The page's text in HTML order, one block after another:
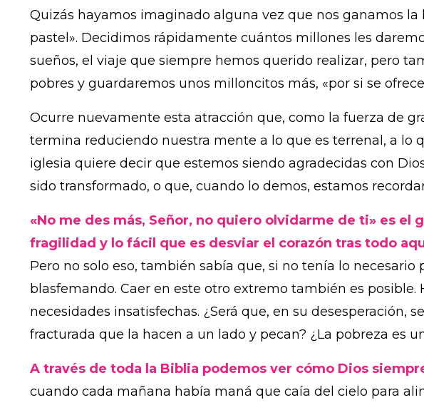
Quizás hayamos imaginado alguna vez que nos ganamos
pastel». Decidimos rápidamente cuántos millones les
sueños, el viaje que siempre hemos querido realizar, pero
pobres y guardaremos unos milloncitos más, «por si se
Ocurre nuevamente esta atracción que, como la fuerza de
termina reduciendo nuestra mente a lo que es terrenal, a lo
iglesia quiere decir que estemos siendo agradecidas con
sido transformado, o que, cuando lo demos, estamos
«No me des más, Señor, no quiero olvidarme de ti» es
fragilidad y lo fácil que es desviar el corazón tras todo
Pero no solo eso, también sabía que, si no tenía lo
blasfemando. Caer en este otro extremo también es
necesidades insatisfechas. ¿Será que, en su desesperación,
fracturada que la hacen a un lado y pecan? ¿La pobreza es
A través de toda la Biblia podemos ver cómo Dios
cuando cada mañana había maná que caía del cielo para